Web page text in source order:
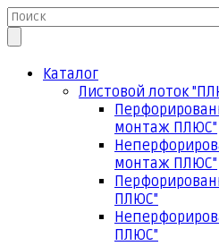
Каталог
Листовой лоток
монтаж ПЛЮС"
монтаж ПЛЮС"
ПЛЮС"
ПЛЮС"